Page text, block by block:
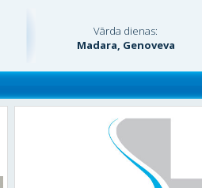
Vārda dienas:
Madara, Genoveva